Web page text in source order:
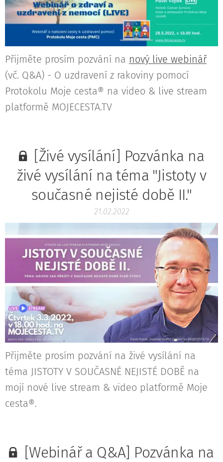
Přijměte prosím pozvání na nový live webinář
(vč. Q&A) - O uzdravení z rakoviny pomocí
Protokolu Moje cesta® na video & live stream
platformě MOJECESTA.TV
[Živé vysílání] Pozvánka na
živé vysílání na téma "Jistoty v
současné nejisté době II."
21.02.2022
Přijměte prosím pozvání na živé vysílání na
téma JISTOTY V SOUČASNÉ NEJISTÉ DOBĚ na
mojí nové live stream & video platformě Moje
cesta®.
[Webinář a Q&A] Pozvánka na